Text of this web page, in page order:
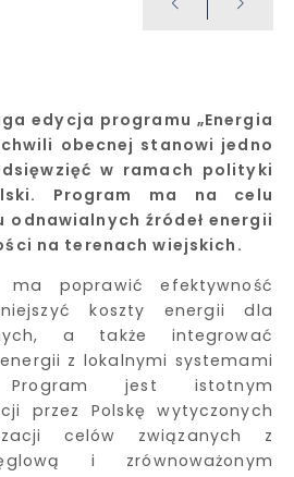
edycja programu „Energia
obecnej stanowi jedno
w ramach polityki
Program ma na celu
odnawialnych źródeł energii
na terenach wiejskich.
ma poprawić efektywność
koszty energii dla
a także integrować
z lokalnymi systemami
Program jest istotnym
przez Polskę wytyczonych
celów związanych z
i zrównoważonym